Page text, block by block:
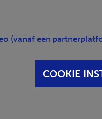
(vanaf een
COOKIE